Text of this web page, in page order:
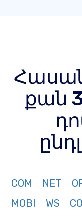
քան
COM NET
MOBI
WS